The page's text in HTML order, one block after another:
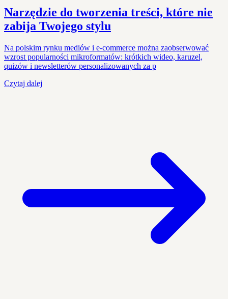
Narzędzie do tworzenia treści, które nie
zabija Twojego stylu
Na polskim rynku mediów i e-commerce można zaobserwować
wzrost popularności mikroformatów: krótkich wideo, karuzel,
quizów i newsletterów personalizowanych za p
Czytaj dalej